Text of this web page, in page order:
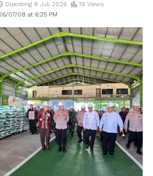
07/08 at 6:25 PM
Diposting 8 Juli 2026 19 Views